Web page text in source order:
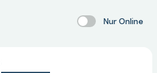
Nur Online